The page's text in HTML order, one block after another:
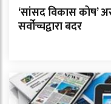
‘सांसद विकास कोष’
सर्वोच्चद्वारा बदर